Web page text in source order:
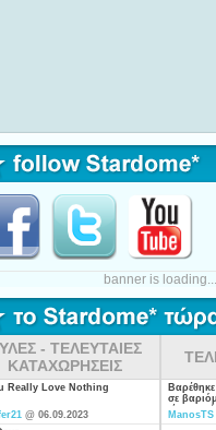
banner is loading...
- ΤΕΛΕΥΤΑΙΕΣ
ΚΑΤΑΧΩΡΗΣΕΙΣ
Really Love Nothing
@ 06.09.2023
σε
είσαι από
ψάχνουν
ManosTS